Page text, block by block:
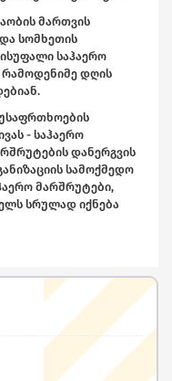
მართვის
სომხეთის
საჰაერო
რამოდენიმე დღის
- საჰაერო
დანერგვის
სამოქმედო
მარშრუტები,
სრულად იქნება